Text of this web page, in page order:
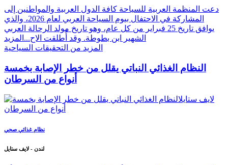
دعت المنظمة العربية للسياحة كافة الدول العربية والمواطنين إلى
المشاركة في الاحتفال بيوم السياحة العربي لعام 2026، والذي
يوافق تاريخ 25 فبراير من كل عام، وهو تاريخ مولد الرحالة العربي
الشهير ابن بطوطة. وقد أُطلقت الاح... المزيد
المزيد من التحقيقات السياحية
النظام الغذائي النباتي يقلل من خطر الإصابة بخمسة
أنواع من السرطان
نظام غذائي صحي
لندن - لايف ستايل